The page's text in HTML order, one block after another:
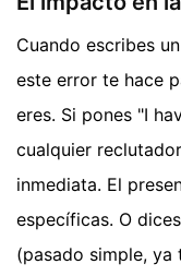
Cuando escribes
este error te hace
eres. Si pones "I
cualquier
inmediata. El
específicas. O
(pasado simple,